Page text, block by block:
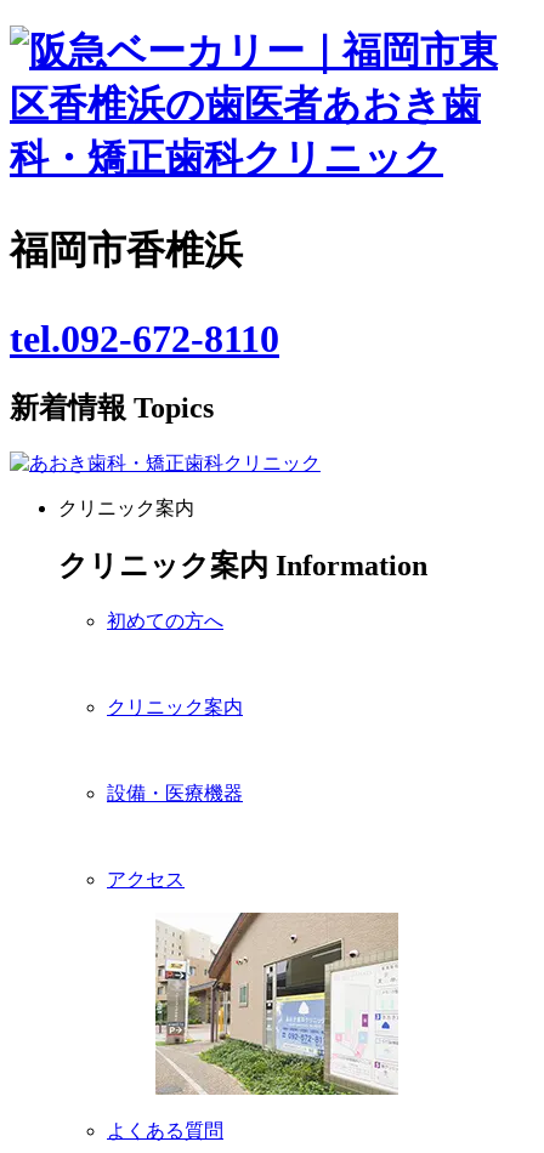
福岡市香椎浜
tel.092-672-8110
新着情報 Topics
クリニック案内
クリニック案内 Information
初めての方へ
クリニック案内
設備・医療機器
アクセス
よくある質問